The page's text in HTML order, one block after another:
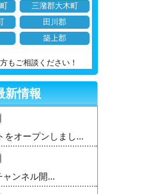
三潴郡大木町
田川郡
築上郡
もご相談ください！
新情報
をオープンしまし...
ャンネル開...